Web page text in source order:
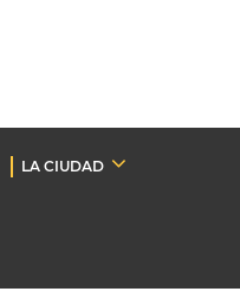
LA CIUDAD